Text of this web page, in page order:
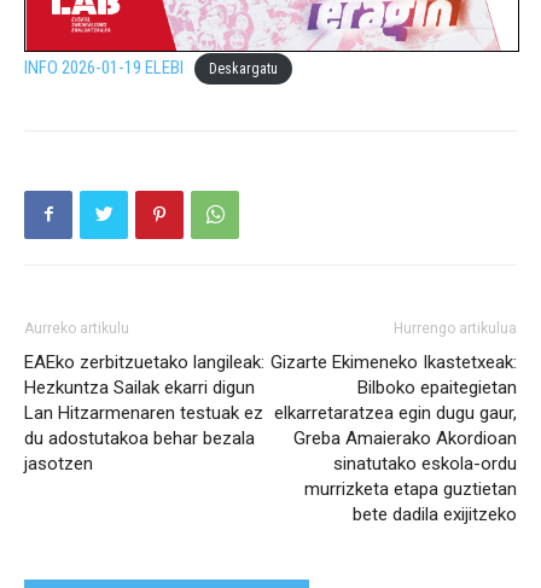
INFO 2026-01-19 ELEBI Deskargatu
Aurreko artikulu
EAEko zerbitzuetako langileak:
Hezkuntza Sailak ekarri digun
Lan Hitzarmenaren testuak ez
du adostutakoa behar bezala
jasotzen
Hurrengo artikulua
Gizarte Ekimeneko Ikastetxeak:
Bilboko epaitegietan
elkarretaratzea egin dugu gaur,
Greba Amaierako Akordioan
sinatutako eskola-ordu
murrizketa etapa guztietan
bete dadila exijitzeko